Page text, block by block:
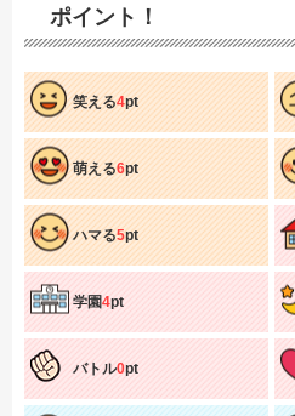
ポイント！
笑える4pt
萌える6pt
ハマる5pt
学園4pt
バトル0pt